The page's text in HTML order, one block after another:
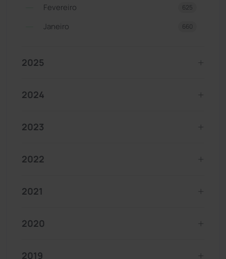
Fevereiro 625
Janeiro 660
2025
2024
2023
2022
2021
2020
2019